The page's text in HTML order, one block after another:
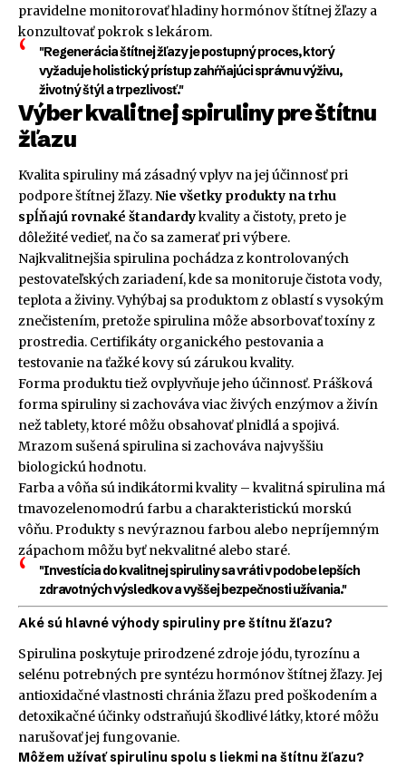
pravidelne monitorovať hladiny hormónov štítnej žľazy a
konzultovať pokrok s lekárom.
"Regenerácia štítnej žľazy je postupný proces, ktorý
vyžaduje holistický prístup zahŕňajúci správnu výživu,
životný štýl a trpezlivosť."
Výber kvalitnej spiruliny pre štítnu
žľazu
Kvalita spiruliny má zásadný vplyv na jej účinnosť pri
podpore štítnej žľazy.Nie všetky produkty na trhu
spĺňajú rovnaké štandardykvality a čistoty, preto je
dôležité vedieť, na čo sa zamerať pri výbere.
Najkvalitnejšia spirulina pochádza z kontrolovaných
pestovateľských zariadení, kde sa monitoruje čistota vody,
teplota a živiny. Vyhýbaj sa produktom z oblastí s vysokým
znečistením, pretože spirulina môže absorbovať toxíny z
prostredia. Certifikáty organického pestovania a
testovanie na ťažké kovy sú zárukou kvality.
Forma produktu tiež ovplyvňuje jeho účinnosť. Prášková
forma spiruliny si zachováva viac živých enzýmov a živín
než tablety, ktoré môžu obsahovať plnidlá a spojivá.
Mrazom sušená spirulina si zachováva najvyššiu
biologickú hodnotu.
Farba a vôňa sú indikátormi kvality – kvalitná spirulina má
tmavozelenomodrú farbu a charakteristickú morskú
vôňu. Produkty s nevýraznou farbou alebo nepríjemným
zápachom môžu byť nekvalitné alebo staré.
"Investícia do kvalitnej spiruliny sa vráti v podobe lepších
zdravotných výsledkov a vyššej bezpečnosti užívania."
Aké sú hlavné výhody spiruliny pre štítnu žľazu?
Spirulina poskytuje prirodzené zdroje jódu, tyrozínu a
selénu potrebných pre syntézu hormónov štítnej žľazy. Jej
antioxidačné vlastnosti chránia žľazu pred poškodením a
detoxikačné účinky odstraňujú škodlivé látky, ktoré môžu
narušovať jej fungovanie.
Môžem užívať spirulinu spolu s liekmi na štítnu žľazu?